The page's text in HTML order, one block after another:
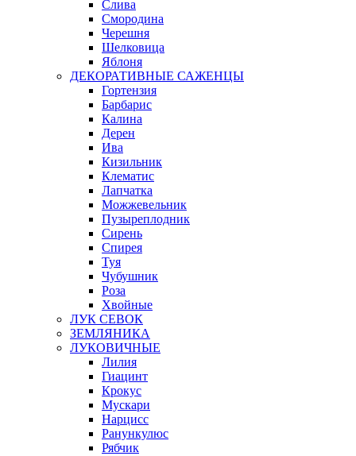
Слива
Смородина
Черешня
Шелковица
Яблоня
ДЕКОРАТИВНЫЕ САЖЕНЦЫ
Гортензия
Барбарис
Калина
Дерен
Ива
Кизильник
Клематис
Лапчатка
Можжевельник
Пузыреплодник
Сирень
Спирея
Туя
Чубушник
Роза
Хвойные
ЛУК СЕВОК
ЗЕМЛЯНИКА
ЛУКОВИЧНЫЕ
Лилия
Гиацинт
Крокус
Мускари
Нарцисс
Ранункулюс
Рябчик